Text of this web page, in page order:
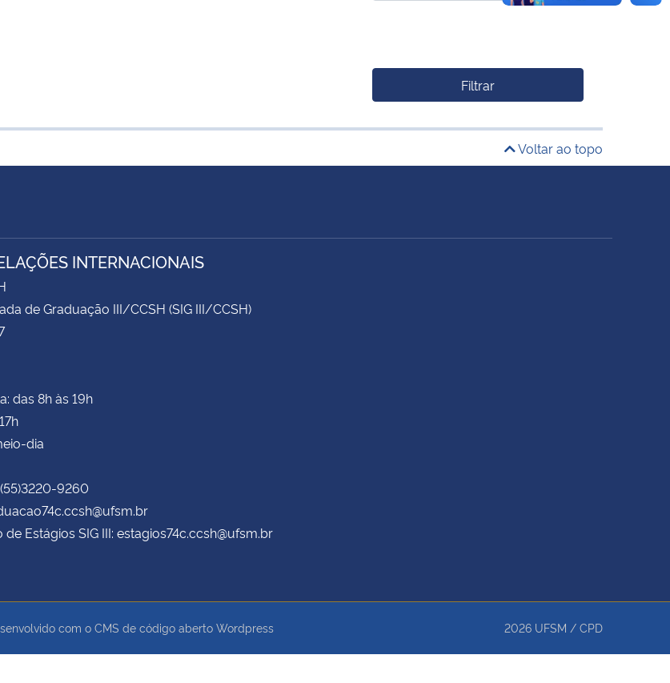
Filtrar
Voltar ao topo
INTERNACIONAIS
de Graduação III/CCSH (SIG III/CCSH)
das 8h às 19h
dia
9260
Estágios SIG III: estagios74c.ccsh@ufsm.br
com o CMS de código aberto Wordpress 2026 UFSM / CPD